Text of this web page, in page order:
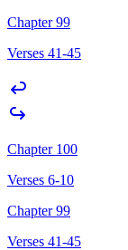
Chapter 99
Verses 41-45
Chapter 100
Verses 6-10
Chapter 99
Verses 41-45